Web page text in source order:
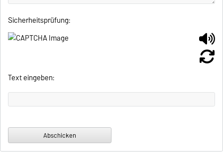
Sicherheitsprüfung:
Text eingeben: